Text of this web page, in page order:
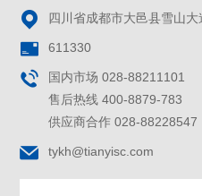
 四川省成都市大邑县雪山
 611330

国内市场 028-88211101
售后热线 400-8879-783
供应商合作 028-88228547
 tykh@tianyisc.com